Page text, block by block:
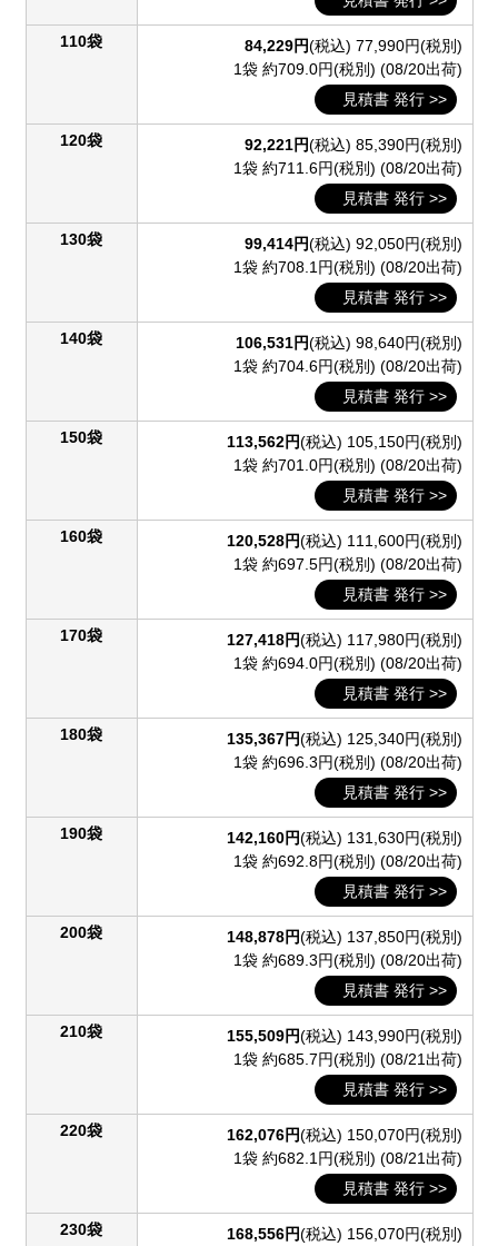
110袋 84,229円(税込) 77,990円(税別)
1袋 約709.0円(税別) (08/20出荷)
見積書 発行 >>
120袋 92,221円(税込) 85,390円(税別)
1袋 約711.6円(税別) (08/20出荷)
見積書 発行 >>
130袋 99,414円(税込) 92,050円(税別)
1袋 約708.1円(税別) (08/20出荷)
見積書 発行 >>
140袋 106,531円(税込) 98,640円(税別)
1袋 約704.6円(税別) (08/20出荷)
見積書 発行 >>
150袋 113,562円(税込) 105,150円(税別)
1袋 約701.0円(税別) (08/20出荷)
見積書 発行 >>
160袋 120,528円(税込) 111,600円(税別)
1袋 約697.5円(税別) (08/20出荷)
見積書 発行 >>
170袋 127,418円(税込) 117,980円(税別)
1袋 約694.0円(税別) (08/20出荷)
見積書 発行 >>
180袋 135,367円(税込) 125,340円(税別)
1袋 約696.3円(税別) (08/20出荷)
見積書 発行 >>
190袋 142,160円(税込) 131,630円(税別)
1袋 約692.8円(税別) (08/20出荷)
見積書 発行 >>
200袋 148,878円(税込) 137,850円(税別)
1袋 約689.3円(税別) (08/20出荷)
見積書 発行 >>
210袋 155,509円(税込) 143,990円(税別)
1袋 約685.7円(税別) (08/21出荷)
見積書 発行 >>
220袋 162,076円(税込) 150,070円(税別)
1袋 約682.1円(税別) (08/21出荷)
見積書 発行 >>
230袋 168,556円(税込) 156,070円(税別)